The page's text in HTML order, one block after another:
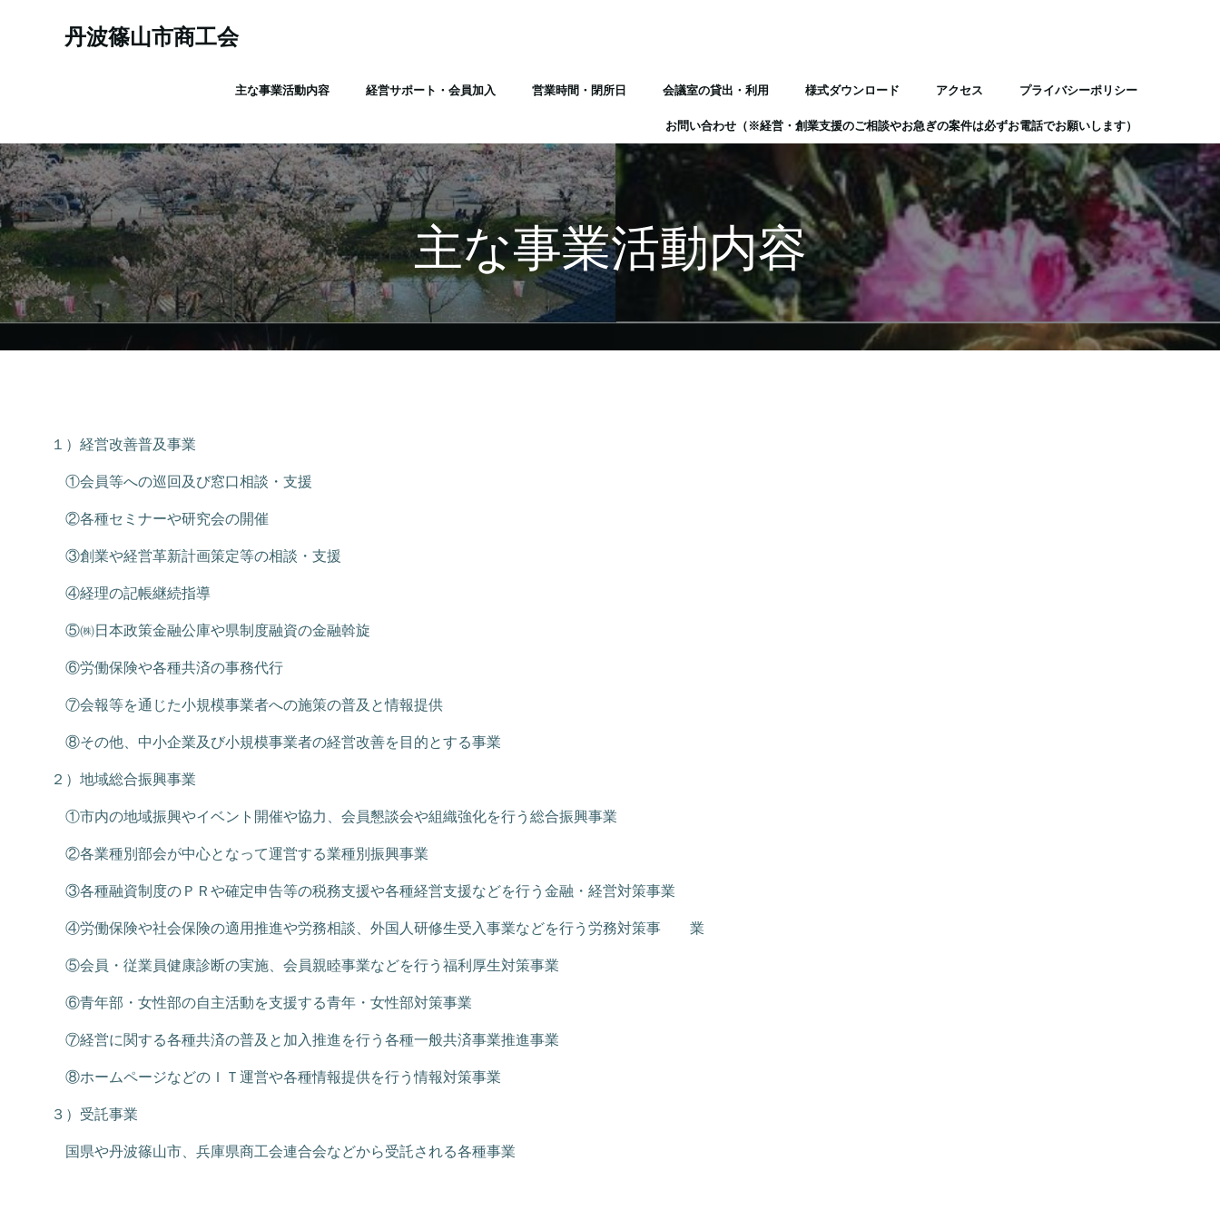
ス
キ
ッ
プ
丹波篠山市商工会
主な事業活動内容 経営サポート・会員加入 営業時間・閉所日 会議室の貸出・利用 様式ダウンロード アクセス プライバシーポリシー
お問い合わせ（※経営・創業支援のご相談やお急ぎの案件は必ずお電話でお願いします）
主な事業活動内容
１）経営改善普及事業
①会員等への巡回及び窓口相談・支援
②各種セミナーや研究会の開催
③創業や経営革新計画策定等の相談・支援
④経理の記帳継続指導
⑤㈱日本政策金融公庫や県制度融資の金融斡旋
⑥労働保険や各種共済の事務代行
⑦会報等を通じた小規模事業者への施策の普及と情報提供
⑧その他、中小企業及び小規模事業者の経営改善を目的とする事業
２）地域総合振興事業
①市内の地域振興やイベント開催や協力、会員懇談会や組織強化を行う総合振興事業
②各業種別部会が中心となって運営する業種別振興事業
③各種融資制度のＰＲや確定申告等の税務支援や各種経営支援などを行う金融・経営対策事業
④労働保険や社会保険の適用推進や労務相談、外国人研修生受入事業などを行う労務対策事 業
⑤会員・従業員健康診断の実施、会員親睦事業などを行う福利厚生対策事業
⑥青年部・女性部の自主活動を支援する青年・女性部対策事業
⑦経営に関する各種共済の普及と加入推進を行う各種一般共済事業推進事業
⑧ホームページなどのＩＴ運営や各種情報提供を行う情報対策事業
３）受託事業
国県や丹波篠山市、兵庫県商工会連合会などから受託される各種事業